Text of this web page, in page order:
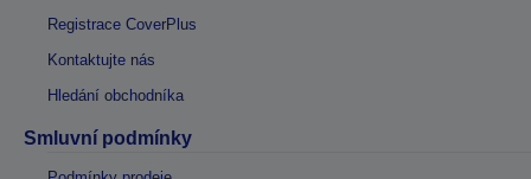
Registrace CoverPlus
Kontaktujte nás
Hledání obchodníka
Smluvní podmínky